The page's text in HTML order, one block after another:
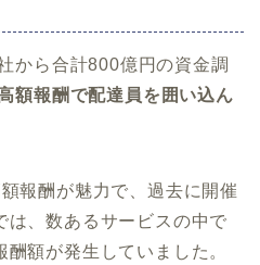
から合計800億円の資金調
額報酬で配達員を囲い込ん
報酬が魅力で、過去に開催
は、数あるサービスの中で
額が発生していました。